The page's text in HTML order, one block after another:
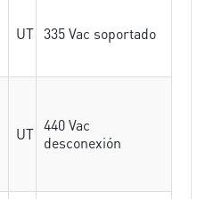
UT 335 Vac soportado
UT 440 Vac
desconexión